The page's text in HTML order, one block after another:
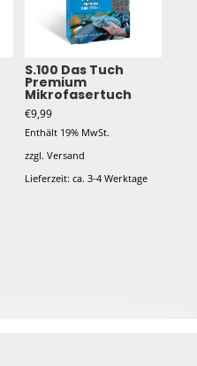
S.100 Das Tuch
Premium
Mikrofasertuch
€9,99
Enthält 19% MwSt.
zzgl. Versand
Lieferzeit: ca. 3-4 Werktage